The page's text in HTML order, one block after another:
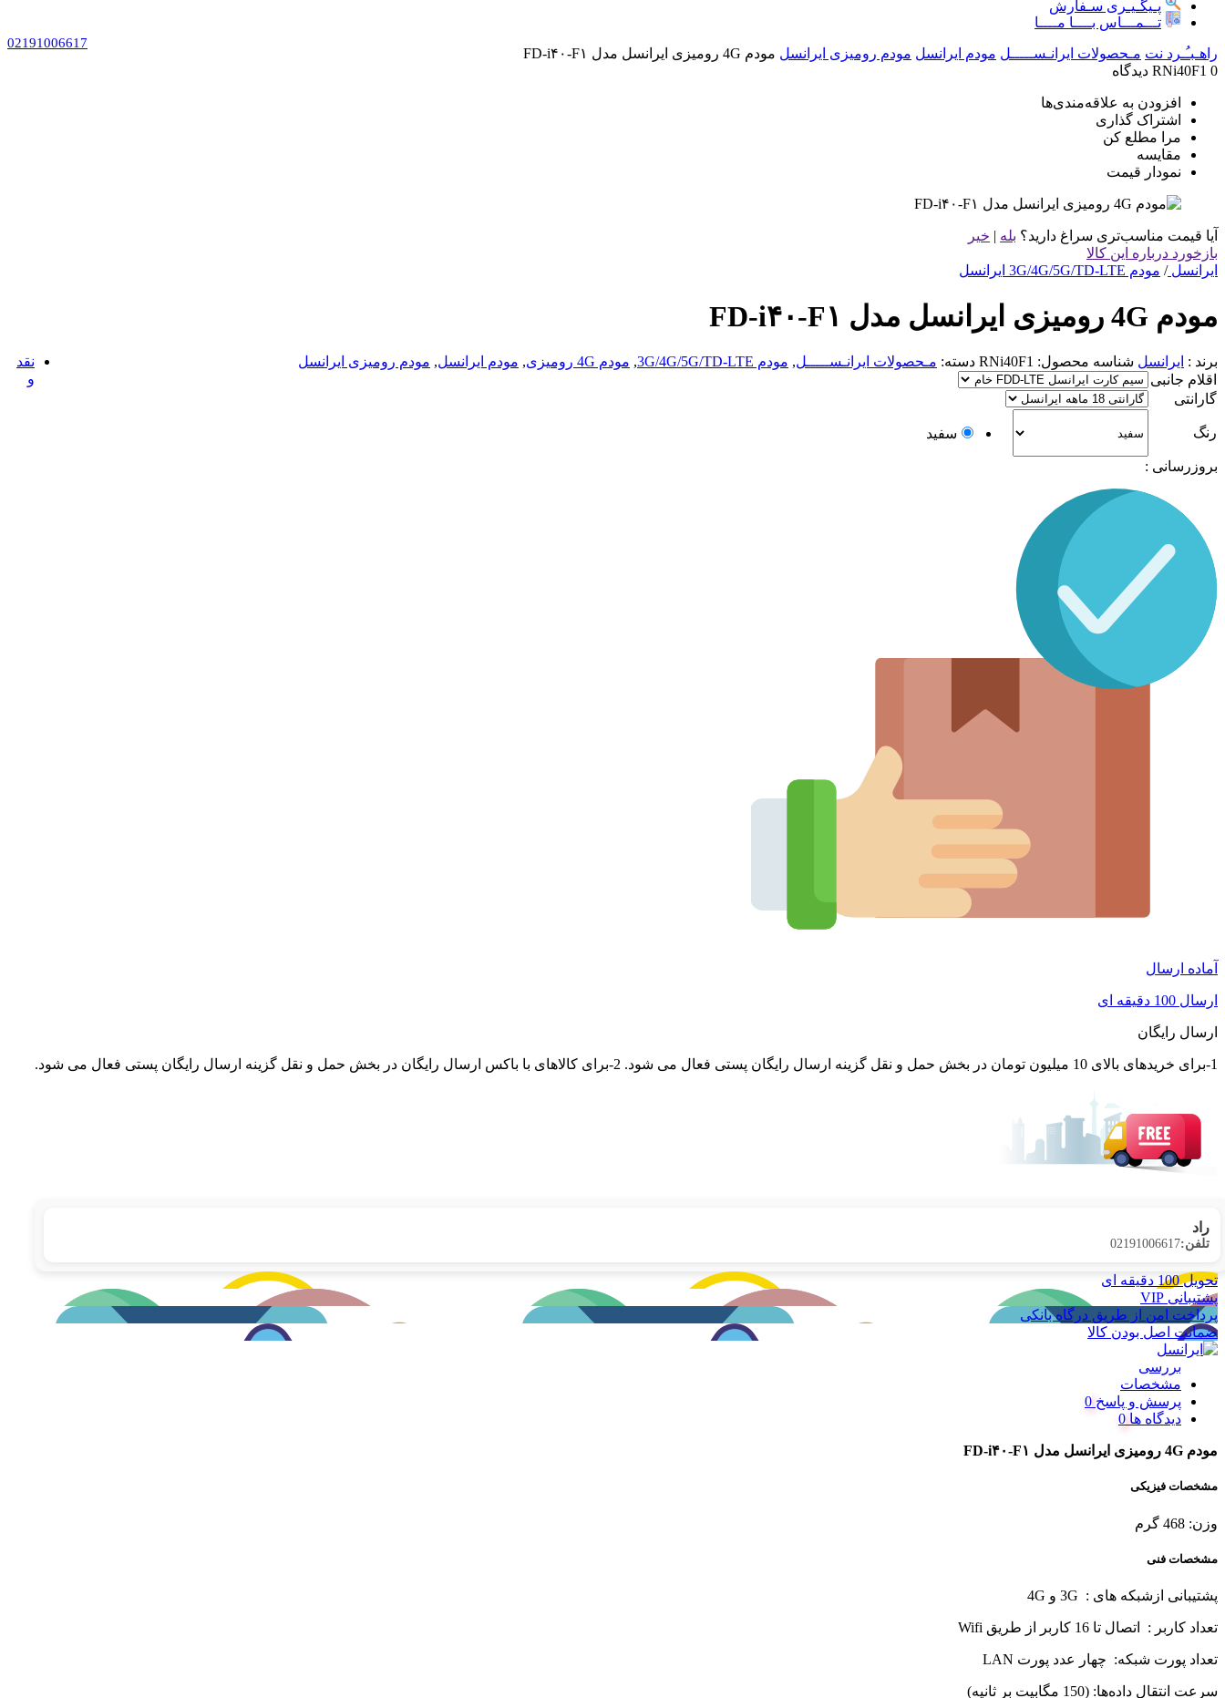
پـیگـیـری سـفارش
تـــمـــاس بــــا مــــا
02191006617
راهـبـُـرد نت مـحصولات ایرانـســـــل مودم ایرانسل مودم رومیزی ایرانسل مودم 4G رومیزی ایرانسل مدل FD-i۴۰-F۱
RNi40F1 0 دیدگاه
افزودن به علاقه‌مندی‌ها
اشتراک گذاری
مرا مطلع کن
مقایسه
نمودار قیمت
آیا قیمت مناسب‌تری سراغ دارید؟ بله | خیر
بازخورد درباره این کالا
ایرانسل / مودم 3G/4G/5G/TD-LTE ایرانسل
مودم 4G رومیزی ایرانسل مدل FD-i۴۰-F۱
برند : ایرانسل شناسه محصول: RNi40F1 دسته: مـحصولات ایرانـســـــل, مودم 3G/4G/5G/TD-LTE , مودم 4G رومیزی , مودم ایرانسل, مودم رومیزی ایرانسل
اقلام جانبی
گارانتی
رنگ سفید
بروزرسانی :
آماده ارسال
ارسال 100 دقیقه ای
ارسال رایگان
1-برای خریدهای بالای 10 میلیون تومان در بخش حمل و نقل گزینه ارسال رایگان پستی فعال می شود. 2-برای کالاهای با باکس ارسال رایگان در بخش حمل و نقل گزینه ارسال رایگان پستی فعال می شود.
راد
تلفن:02191006617
تحویل 100 دقیقه ای
پشتیبانی VIP
پرداخت امن از طریق درگاه بانکی
ضمانت اصل بودن کالا
نقد
و
بررسی
مشخصات
پرسش و پاسخ
دیدگاه ها
مودم 4G رومیزی ایرانسل مدل FD-i۴۰-F۱
مشخصات فیزیکی
وزن: 468 گرم
مشخصات فنی
پشتیبانی ازشبکه های : 3G و 4G
تعداد کاربر : اتصال تا 16 کاربر از طریق Wifi
تعداد پورت شبکه: چهار عدد پورت LAN
سرعت انتقال داده‌ها: (150 مگابیت بر ثانیه)